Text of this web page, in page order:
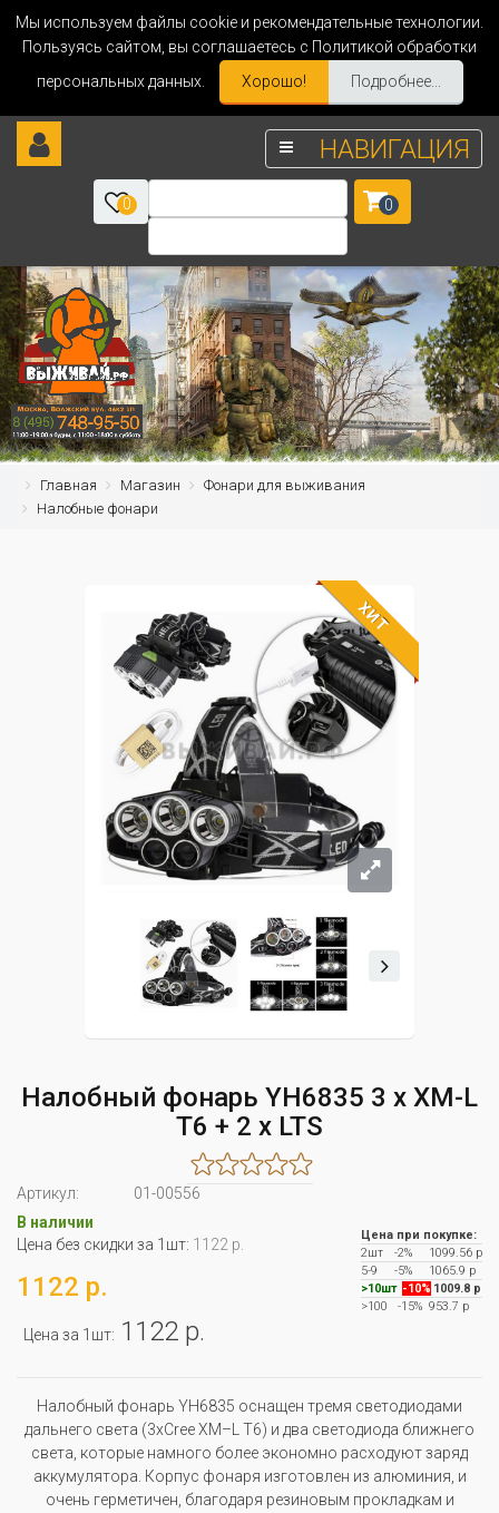
Мы используем файлы cookie и рекомендательные технологии.
Пользуясь сайтом, вы соглашаетесь с Политикой обработки
персональных данных.
Хорошо! Подробнее...
НАВИГАЦИЯ
0 0
Главная Магазин
Фонари для выживания
Налобные фонари
ХИТ
Налобный фонарь YH6835 3 x XM-L
T6 + 2 x LTS
Артикул:
01-00556
В наличии
Цена без скидки за 1шт: 1122 р.
1122 р.
Цена за 1шт: 1122 р.
Цена при покупке:
2шт
-2%
1099.56 р
5-9
-5%
1065.9 р
>10шт -10% 1009.8 р
>100
-15% 953.7 р
Налобный фонарь YH6835 оснащен тремя светодиодами
дальнего света (3xCree XM–L T6) и два светодиода ближнего
света, которые намного более экономно расходуют заряд
аккумулятора. Корпус фонаря изготовлен из алюминия, и
очень герметичен, благодаря резиновым прокладкам и